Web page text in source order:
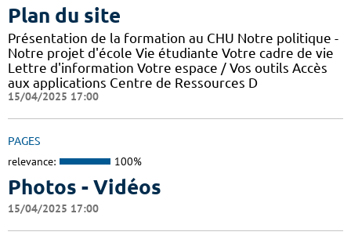
Plan du site
Présentation de la formation au CHU Notre politique -
Notre projet d'école Vie étudiante Votre cadre de vie
Lettre d'information Votre espace / Vos outils Accès
aux applications Centre de Ressources D
15/04/2025 17:00
PAGES
relevance: 100%
Photos - Vidéos
15/04/2025 17:00